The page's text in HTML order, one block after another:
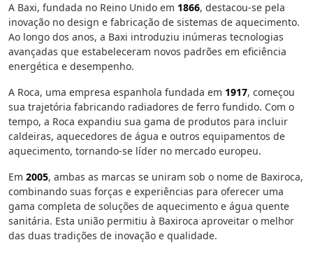
A Baxi, fundada no Reino Unido em 1866, destacou-se pela
inovação no design e fabricação de sistemas de aquecimento.
Ao longo dos anos, a Baxi introduziu inúmeras tecnologias
avançadas que estabeleceram novos padrões em eficiência
energética e desempenho.
A Roca, uma empresa espanhola fundada em 1917, começou
sua trajetória fabricando radiadores de ferro fundido. Com o
tempo, a Roca expandiu sua gama de produtos para incluir
caldeiras, aquecedores de água e outros equipamentos de
aquecimento, tornando-se líder no mercado europeu.
Em 2005, ambas as marcas se uniram sob o nome de Baxiroca,
combinando suas forças e experiências para oferecer uma
gama completa de soluções de aquecimento e água quente
sanitária. Esta união permitiu à Baxiroca aproveitar o melhor
das duas tradições de inovação e qualidade.